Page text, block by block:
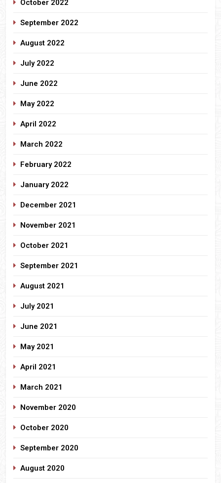
October 2022
September 2022
August 2022
July 2022
June 2022
May 2022
April 2022
March 2022
February 2022
January 2022
December 2021
November 2021
October 2021
September 2021
August 2021
July 2021
June 2021
May 2021
April 2021
March 2021
November 2020
October 2020
September 2020
August 2020